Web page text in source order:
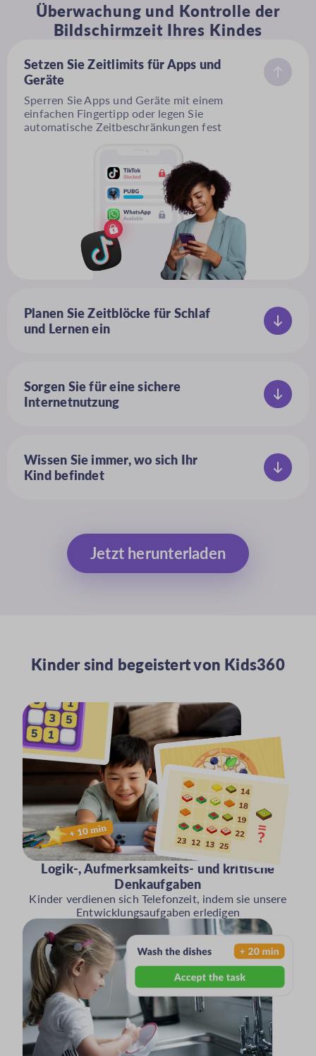
Überwachung und Kontrolle der
Bildschirmzeit Ihres Kindes
Setzen Sie Zeitlimits für Apps und
Geräte
Sperren Sie Apps und Geräte mit einem
einfachen Fingertipp oder legen Sie
automatische Zeitbeschränkungen fest
Planen Sie Zeitblöcke für Schlaf
und Lernen ein
Sorgen Sie für eine sichere
Internetnutzung
für Erwachsene stößt
Wissen Sie immer, wo sich Ihr
Kind befindet
Jetzt herunterladen
Kinder sind begeistert von Kids360
Logik-, Aufmerksamkeits- und kritische
Denkaufgaben
Kinder verdienen sich Telefonzeit, indem sie unsere
Entwicklungsaufgaben erledigen